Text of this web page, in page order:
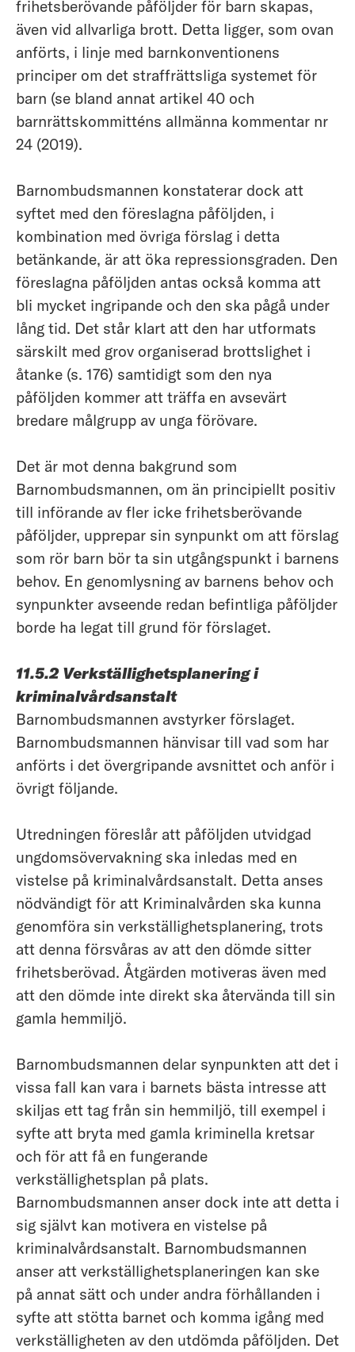
frihetsberövande påföljder för barn skapas,
även vid allvarliga brott. Detta ligger, som ovan
anförts, i linje med barnkonventionens
principer om det straffrättsliga systemet för
barn (se bland annat artikel 40 och
barnrättskommitténs allmänna kommentar nr
24 (2019).
Barnombudsmannen konstaterar dock att
syftet med den föreslagna påföljden, i
kombination med övriga förslag i detta
betänkande, är att öka repressionsgraden. Den
föreslagna påföljden antas också komma att
bli mycket ingripande och den ska pågå under
lång tid. Det står klart att den har utformats
särskilt med grov organiserad brottslighet i
åtanke (s. 176) samtidigt som den nya
påföljden kommer att träffa en avsevärt
bredare målgrupp av unga förövare.
Det är mot denna bakgrund som
Barnombudsmannen, om än principiellt positiv
till införande av fler icke frihetsberövande
påföljder, upprepar sin synpunkt om att förslag
som rör barn bör ta sin utgångspunkt i barnens
behov. En genomlysning av barnens behov och
synpunkter avseende redan befintliga påföljder
borde ha legat till grund för förslaget.
11.5.2 Verkställighetsplanering i
kriminalvårdsanstalt
Barnombudsmannen avstyrker förslaget.
Barnombudsmannen hänvisar till vad som har
anförts i det övergripande avsnittet och anför i
övrigt följande.
Utredningen föreslår att påföljden utvidgad
ungdomsövervakning ska inledas med en
vistelse på kriminalvårdsanstalt. Detta anses
nödvändigt för att Kriminalvården ska kunna
genomföra sin verkställighetsplanering, trots
att denna försvåras av att den dömde sitter
frihetsberövad. Åtgärden motiveras även med
att den dömde inte direkt ska återvända till sin
gamla hemmiljö.
Barnombudsmannen delar synpunkten att det i
vissa fall kan vara i barnets bästa intresse att
skiljas ett tag från sin hemmiljö, till exempel i
syfte att bryta med gamla kriminella kretsar
och för att få en fungerande
verkställighetsplan på plats.
Barnombudsmannen anser dock inte att detta i
sig självt kan motivera en vistelse på
kriminalvårdsanstalt. Barnombudsmannen
anser att verkställighetsplaneringen kan ske
på annat sätt och under andra förhållanden i
syfte att stötta barnet och komma igång med
verkställigheten av den utdömda påföljden. Det